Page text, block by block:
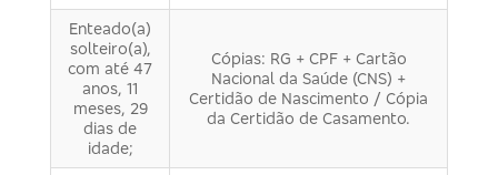
Enteado(a)
solteiro(a),
com até 47
anos, 11
meses, 29
dias de
idade;
Cópias: RG + CPF + Cartão
Nacional da Saúde (CNS) +
Certidão de Nascimento / Cópia
da Certidão de Casamento.